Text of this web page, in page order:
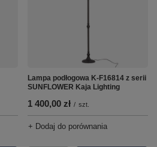
Lampa podłogowa K-F16814 z serii
SUNFLOWER Kaja Lighting
1 400,00 zł / szt.
+ Dodaj do porównania